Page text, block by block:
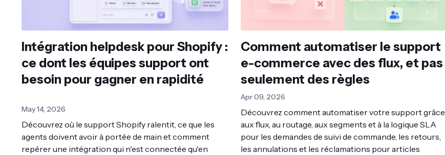
Intégration helpdesk pour Shopify :
ce dont les équipes support ont
besoin pour gagner en rapidité
May 14, 2026
Découvrez où le support Shopify ralentit, ce que les
agents doivent avoir à portée de main et comment
repérer une intégration qui n'est connectée qu'en
Comment automatiser le support
e-commerce avec des flux, et pas
seulement des règles
Apr 09, 2026
Découvrez comment automatiser votre support grâce
aux flux, au routage, aux segments et à la logique SLA
pour les demandes de suivi de commande, les retours,
les annulations et les réclamations pour articles